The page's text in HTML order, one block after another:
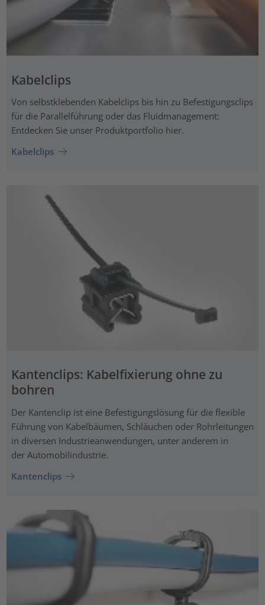
Kabelclips
Von selbstklebenden Kabelclips bis hin zu Befestigungsclips
für die Parallelführung oder das Fluidmanagement:
Entdecken Sie unser Produktportfolio hier.
Kabelclips
Kantenclips: Kabelfixierung ohne zu
bohren
Der Kantenclip ist eine Befestigungslösung für die flexible
Führung von Kabelbäumen, Schläuchen oder Rohrleitungen
in diversen Industrieanwendungen, unter anderem in
der Automobilindustrie.
Kantenclips